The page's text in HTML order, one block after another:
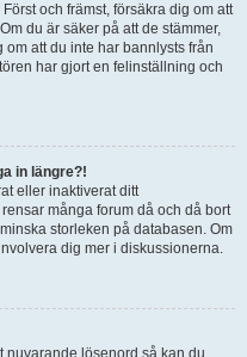
och främst, försäkra dig om att
du är säker på att de stämmer,
om att du inte har bannlysts från
har gjort en felinställning och
in längre?!
eller inaktiverat ditt
många forum då och då bort
storleken på databasen. Om
dig mer i diskussionerna.
nuvarande lösenord så kan du